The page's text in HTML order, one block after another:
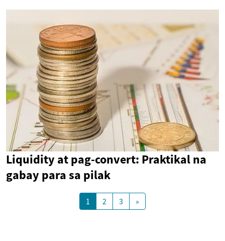
Liquidity at pag-convert: Praktikal na
gabay para sa pilak
1 2 3 »